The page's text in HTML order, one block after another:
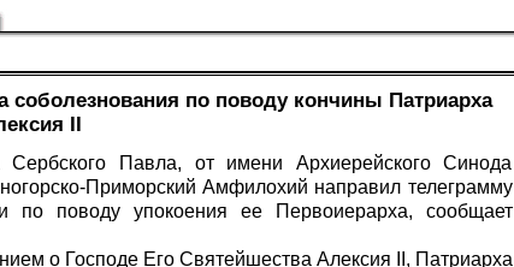
по поводу кончины Патриарха
II
Павла, от имени Архиерейского Синода
Приморский Амфилохий направил телеграмму
по поводу упокоения ее Первоиерарха, сообщает
о Господе Его Святейшества Алексия II, Патриарха